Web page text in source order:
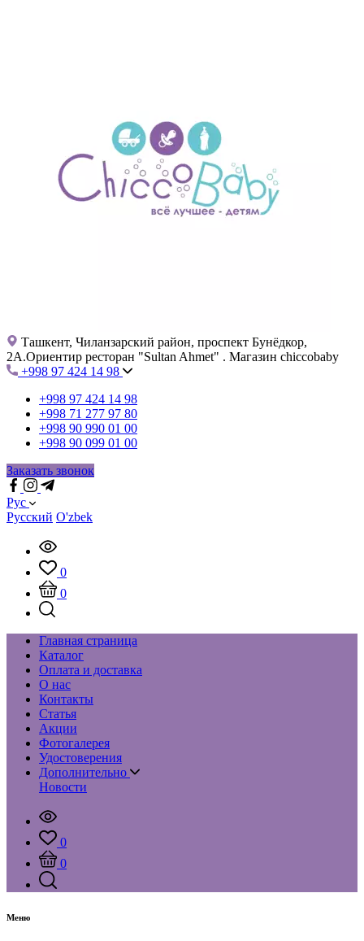
Ташкент, Чиланзарский район, проспект Бунёдкор,
2А.Ориентир ресторан "Sultan Ahmet" . Магазин chiccobaby
+998 97 424 14 98
+998 97 424 14 98
+998 71 277 97 80
+998 90 990 01 00
+998 90 099 01 00
Заказать звонок
Рус
Русский O'zbek
0
0
Главная страница
Каталог
Оплата и доставка
О нас
Контакты
Статья
Акции
Фотогалерея
Удостоверения
Дополнительно
Новости
0
0
Меню